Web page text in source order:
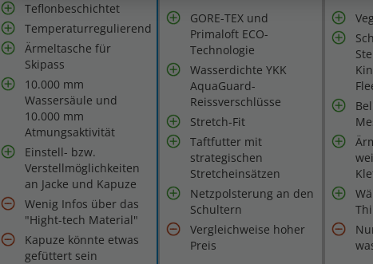
Teflonbeschichtet
Temperaturregulierend
Ärmeltasche für
Skipass
10.000 mm
Wassersäule und
10.000 mm
Atmungsaktivität
Einstell- bzw.
Verstellmöglichkeiten
an Jacke und Kapuze
Wenig Infos über das
"Hight-tech Material"
Kapuze könnte etwas
gefüttert sein
GORE-TEX und
Primaloft ECO-
Technologie
Wasserdichte YKK
AquaGuard-
Reissverschlüsse
Stretch-Fit
Taftfutter mit
strategischen
Stretcheinsätzen
Netzpolsterung an den
Schultern
Vergleichweise hoher
Preis